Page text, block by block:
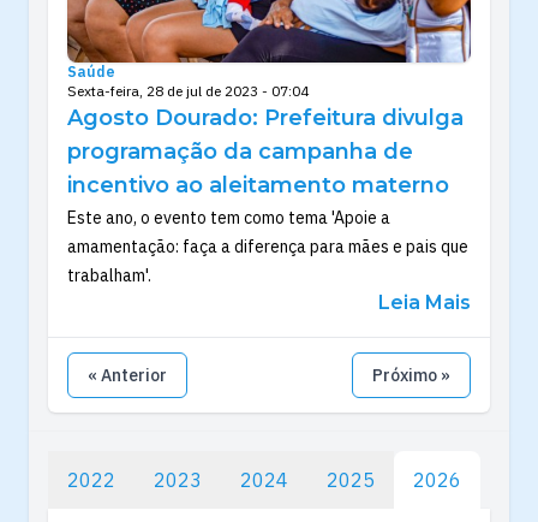
Saúde
Sexta-feira, 28 de jul de 2023 - 07:04
Agosto Dourado: Prefeitura divulga
programação da campanha de
incentivo ao aleitamento materno
Este ano, o evento tem como tema 'Apoie a
amamentação: faça a diferença para mães e pais que
trabalham'.
Leia Mais
« Anterior Próximo »
2022 2023 2024 2025 2026